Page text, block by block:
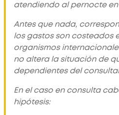
atendiendo al pernocte
Antes que nada,
los gastos son costeados
organismos
no altera la situación de
dependientes del
En el caso en consulta
hipótesis: